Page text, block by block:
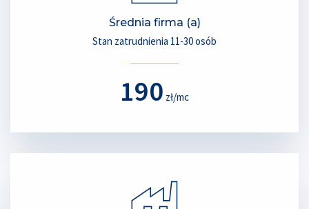
Średnia firma (a)
Stan zatrudnienia 11-30 osób
190 zł/mc